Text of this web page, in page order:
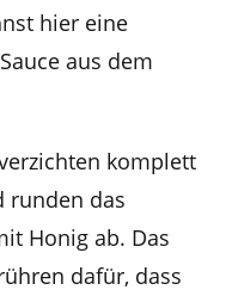
hier eine
aus dem
komplett
runden das
Honig ab. Das
dafür, dass